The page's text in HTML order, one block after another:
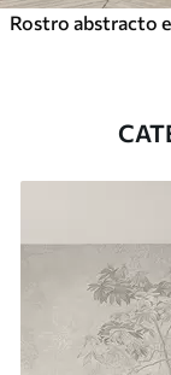
Rostro abstracto